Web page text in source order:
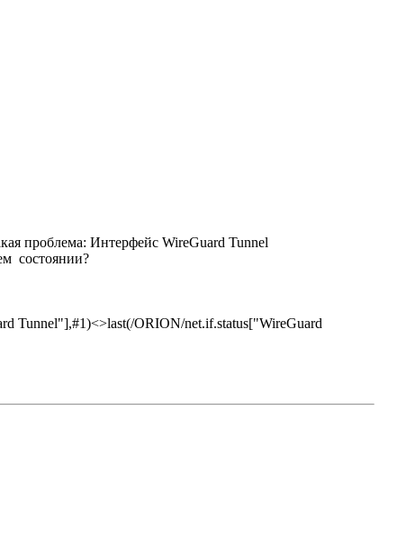
проблема: Интерфейс WireGuard Tunnel
состоянии?
Tunnel"],#1)<>last(/ORION/net.if.status["WireGuard